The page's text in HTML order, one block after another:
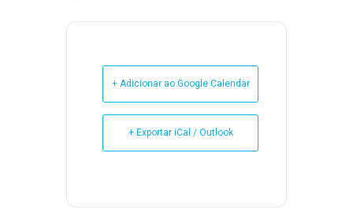
+ Adicionar ao Google Calendar
+ Exportar iCal / Outlook